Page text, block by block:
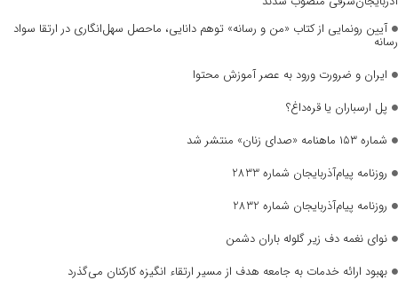
آیین رونمایی از کتاب «من و رسانه» توهم دانایی، ماحصل سهل‌انگاری در ارتقا سواد
رسانه
ایران و ضرورت ورود به عصر آموزش محتوا
پل ارسباران یا قره‌داغ؟
شماره ۱۵۳ ماهنامه «صدای زنان» منتشر شد
روزنامه پیام‌آذربایجان شماره 2833
روزنامه پیام‌آذربایجان شماره 2832
نوای نغمه دف زیر گلوله باران دشمن
بهبود ارائه خدمات به جامعه هدف از مسیر ارتقاء انگیزه کارکنان می‌گذرد